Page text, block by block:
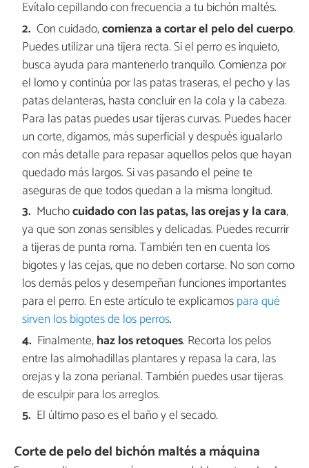
Evítalo cepillando con frecuencia a tu bichón maltés.
Con cuidado,comienza a cortar el pelo del cuerpo.
Puedes utilizar una tijera recta. Si el perro es inquieto,
busca ayuda para mantenerlo tranquilo. Comienza por
el lomo y continúa por las patas traseras, el pecho y las
patas delanteras, hasta concluir en la cola y la cabeza.
Para las patas puedes usar tijeras curvas. Puedes hacer
un corte, digamos, más superficial y después igualarlo
con más detalle para repasar aquellos pelos que hayan
quedado más largos. Si vas pasando el peine te
aseguras de que todos quedan a la misma longitud.
Muchocuidado con las patas, las orejas y la cara,
ya que son zonas sensibles y delicadas. Puedes recurrir
a tijeras de punta roma. También ten en cuenta los
bigotes y las cejas, que no deben cortarse. No son como
los demás pelos y desempeñan funciones importantes
para el perro. En este artículo te explicamospara qué
sirven los bigotes de los perros.
Finalmente,haz los retoques. Recorta los pelos
entre las almohadillas plantares y repasa la cara, las
orejas y la zona perianal. También puedes usar tijeras
de esculpir para los arreglos.
El último paso es el baño y el secado.
Corte de pelo del bichón maltés a máquina